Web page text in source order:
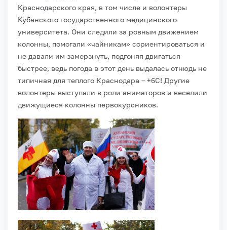
Краснодарского края, в том числе и волонтеры
Кубанского государственного медицинского
университета. Они следили за ровным движением
колонны, помогали «чайникам» сориентироваться и
не давали им замерзнуть, подгоняя двигаться
быстрее, ведь погода в этот день выдалась отнюдь не
типичная для теплого Краснодара – +6С! Другие
волонтеры выступали в роли аниматоров и веселили
движущиеся колонны первокурсников.